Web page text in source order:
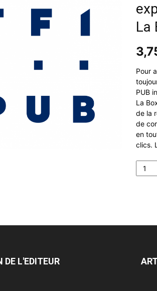
La
Pour
PUB
La
de la
de
en
clics.
TF1
PUB
La
DE L'EDITEUR